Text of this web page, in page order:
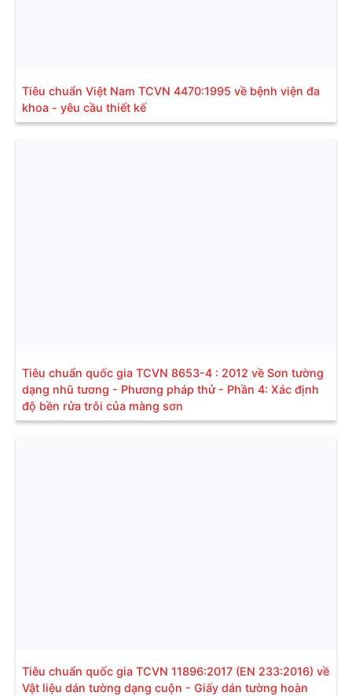
Tiêu chuẩn Việt Nam TCVN 4470:1995 về bệnh viện đa
khoa - yêu cầu thiết kế
Tiêu chuẩn quốc gia TCVN 8653-4 : 2012 về Sơn tường
dạng nhũ tương - Phương pháp thử - Phần 4: Xác định
độ bền rửa trôi của màng sơn
Tiêu chuẩn quốc gia TCVN 11896:2017 (EN 233:2016) về
Vật liệu dán tường dạng cuộn - Giấy dán tường hoàn